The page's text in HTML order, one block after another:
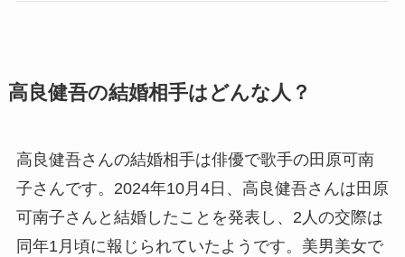
高良健吾の結婚相手はどんな人？
高良健吾さんの結婚相手は俳優で歌手の田原可南
子さんです。2024年10月4日、高良健吾さんは田原
可南子さんと結婚したことを発表し、2人の交際は
同年1月頃に報じられていたようです。美男美女で